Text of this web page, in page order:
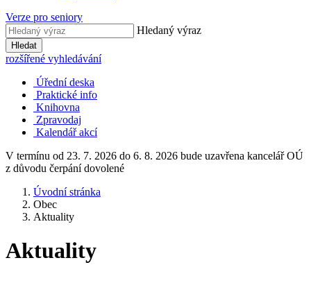
Verze pro seniory
Hledaný výraz
Hledat
rozšířené vyhledávání
Úřední deska
Praktické info
Knihovna
Zpravodaj
Kalendář akcí
V termínu od 23. 7. 2026 do 6. 8. 2026 bude uzavřena kancelář OÚ
z důvodu čerpání dovolené
Úvodní stránka
Obec
Aktuality
Aktuality